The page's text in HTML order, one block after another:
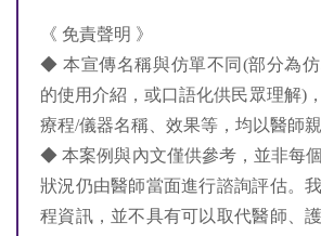
《 免責聲明 》
◆ 本宣傳名稱與仿單不同(部分為
的使用介紹，或口語化供民眾理解)
療程/儀器名稱、效果等，均以醫師
◆ 本案例與內文僅供參考，並非每
狀況仍由醫師當面進行諮詢評估。
程資訊，並不具有可以取代醫師、